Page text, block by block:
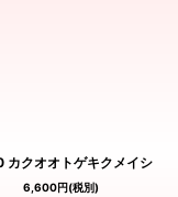
カクオオトゲキクメイシ
6,600円(税別)